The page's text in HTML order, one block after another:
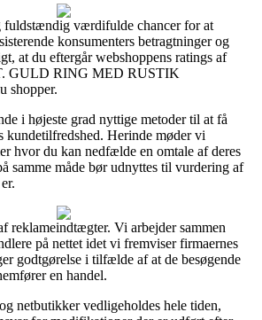
fuldstændig værdifulde chancer for at
konsumenters betragtninger og
at du eftergår webshoppens ratings af
GULD RING MED RUSTIK
shopper.
i højeste grad nyttige metoder til at få
kundetilfredshed. Herinde møder vi
hvor du kan nedfælde en omtale af deres
samme måde bør udnyttes til vurdering af
reklameindtægter. Vi arbejder sammen
på nettet idet vi fremviser firmaernes
godtgørelse i tilfælde af at de besøgende
en handel.
netbutikker vedligeholdes hele tiden,